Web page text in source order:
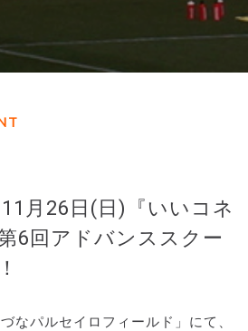
11月26日(日)『いいコネ
6回アドバンススクー
なパルセイロフィールド」にて、